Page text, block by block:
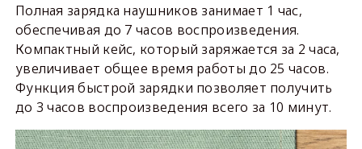
Полная зарядка наушников занимает 1 час,
обеспечивая до 7 часов воспроизведения.
Компактный кейс, который заряжается за 2 часа,
увеличивает общее время работы до 25 часов.
Функция быстрой зарядки позволяет получить
до 3 часов воспроизведения всего за 10 минут.